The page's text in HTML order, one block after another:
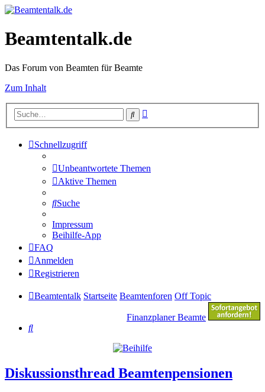
Beamtentalk.de
Das Forum von Beamten für Beamte
Zum Inhalt
Suche
Schnellzugriff
Unbeantwortete Themen
Aktive Themen
Suche
Impressum
Beihilfe-App
FAQ
Anmelden
Registrieren
Beamtentalk Startseite Beamtenforen Off Topic
Finanzplaner Beamte
Suche
Diskussionsthread Beamtenpensionen